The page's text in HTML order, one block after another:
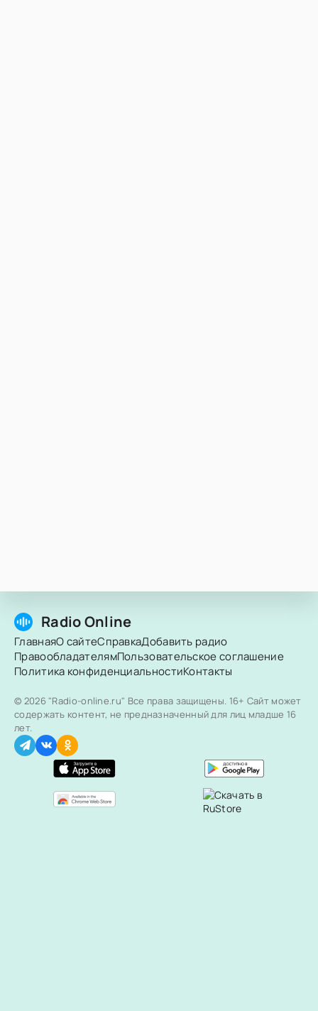
Radio Online
ГлавнаяО сайтеСправкаДобавить радио
ПравообладателямПользовательское соглашение
Политика конфиденциальностиКонтакты
© 2026 "Radio-online.ru" Все права защищены. 16+ Сайт может
содержать контент, не предназначенный для лиц младше 16
лет.